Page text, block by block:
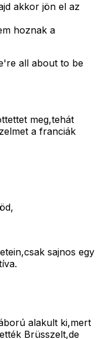
akkor jön el az
hoznak a
all about to be
meg,tehát
a franciák
sajnos egy
alakult ki,mert
Brüsszelt,de